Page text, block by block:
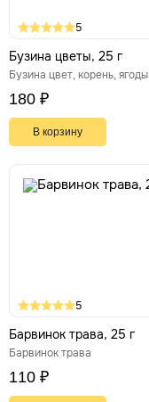
5
Бузина цветы, 25 г
Бузина цвет, корень, ягоды
180 ₽
В корзину
5
Барвинок трава, 25 г
Барвинок трава
110 ₽